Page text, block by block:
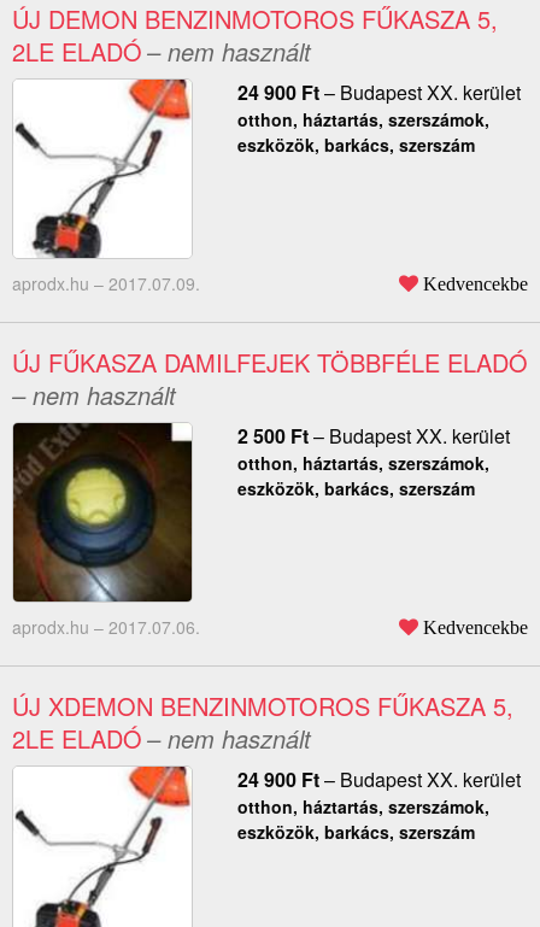
ÚJ DEMON BENZINMOTOROS FŰKASZA 5,
2LE ELADÓ– nem használt
24 900 Ft– Budapest XX. kerület
otthon, háztartás, szerszámok,
eszközök, barkács, szerszám
aprodx.hu – 2017.07.09. Kedvencekbe
ÚJ FŰKASZA DAMILFEJEK TÖBBFÉLE ELADÓ
– nem használt
2 500 Ft– Budapest XX. kerület
otthon, háztartás, szerszámok,
eszközök, barkács, szerszám
aprodx.hu – 2017.07.06. Kedvencekbe
ÚJ XDEMON BENZINMOTOROS FŰKASZA 5,
2LE ELADÓ– nem használt
24 900 Ft– Budapest XX. kerület
otthon, háztartás, szerszámok,
eszközök, barkács, szerszám